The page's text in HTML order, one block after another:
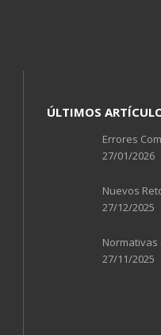
ÚLTIMOS
Errores
27/01/2026
Nuevos
27/12/2025
Normativas
27/11/2025